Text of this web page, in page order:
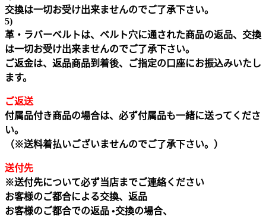
交換は一切お受け出来ませんのでご了承下さい。
5)
革・ラバーベルトは、ベルト穴に通された商品の返品、交換
は一切お受け出来ませんのでご了承下さい。
ご返金は、返品商品到着後、ご指定の口座にお振込みいたし
ます。
ご返送
付属品付き商品の場合は、必ず付属品も一緒に送ってくださ
い。
（※送料着払いございませんのでご了承下さい。）
送付先
※送付先について必ず当店までご連絡ください
お客様のご都合による交換、返品
お客様のご都合での返品 •交換の場合、